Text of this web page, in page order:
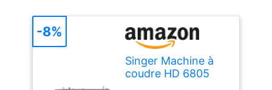
Singer Machine à
coudre HD 6805
-8%